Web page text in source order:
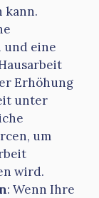
kann.
und eine
Erhöhung
unter
um
wird.
: Wenn Ihre